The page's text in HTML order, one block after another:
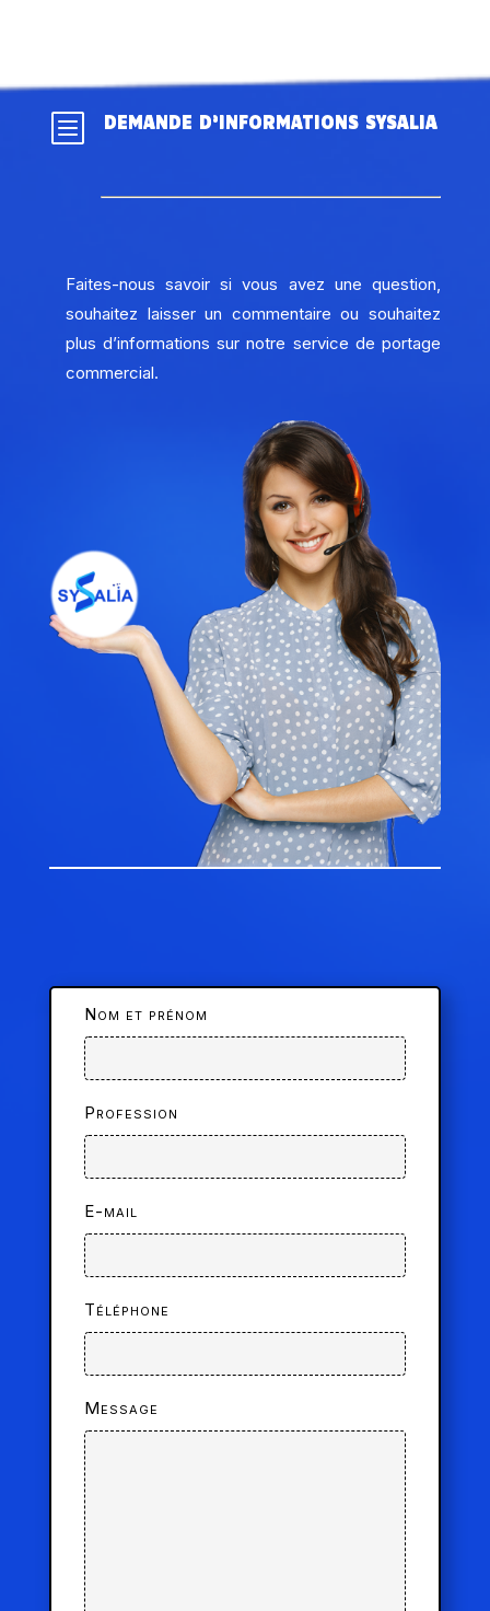
Nom et prénom
Profession
E-mail
Téléphone
Message
b DEMANDE D’INFORMATIONS SYSALIA
Faites-nous savoir si vous avez une question,
souhaitez laisser un commentaire ou souhaitez
plus d’informations sur notre service de portage
commercial.